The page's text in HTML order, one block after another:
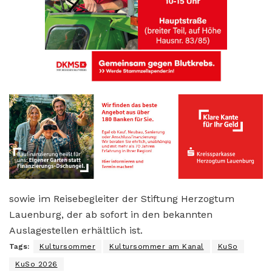
sowie im Reisebegleiter der Stiftung Herzogtum
Lauenburg, der ab sofort in den bekannten
Auslagestellen erhältlich ist.
Tags: Kultursommer Kultursommer am Kanal KuSo
KuSo 2026